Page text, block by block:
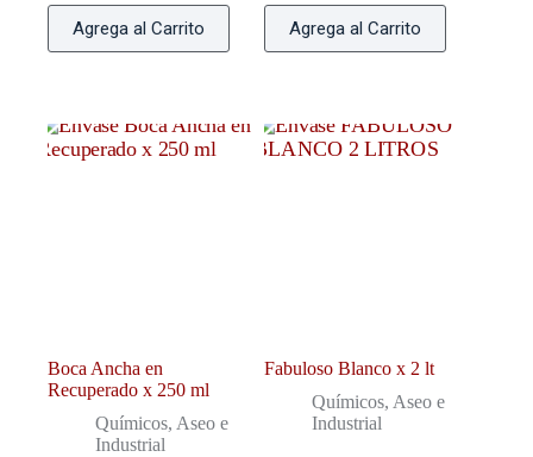
Agrega al Carrito Agrega al Carrito
Boca Ancha en
Recuperado x 250 ml
Químicos, Aseo e
Industrial
Fabuloso Blanco x 2 lt
Químicos, Aseo e
Industrial